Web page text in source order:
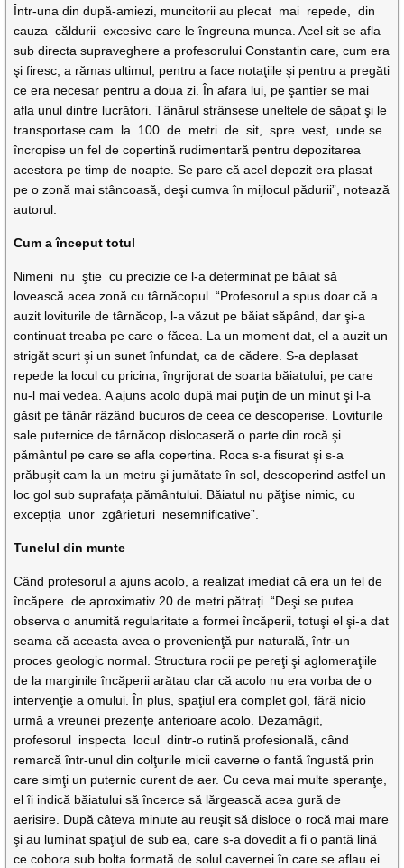
Într-una din după-amiezi, muncitorii au plecat mai repede, din
cauza căldurii excesive care le îngreuna munca. Acel sit se afla
sub directa supraveghere a profesorului Constantin care, cum era
şi firesc, a rămas ultimul, pentru a face notaţiile şi pentru a pregăti
ce era necesar pentru a doua zi. În afara lui, pe şantier se mai
afla unul dintre lucrători. Tânărul strânsese uneltele de săpat şi le
transportase cam la 100 de metri de sit, spre vest, unde se
încropise un fel de copertină rudimentară pentru depozitarea
acestora pe timp de noapte. Se pare că acel depozit era plasat
pe o zonă mai stâncoasă, deşi cumva în mijlocul pădurii”, notează
autorul.
Cum a început totul
Nimeni nu ştie cu precizie ce l-a determinat pe băiat să
lovească acea zonă cu târnăcopul. “Profesorul a spus doar că a
auzit loviturile de târnăcop, l-a văzut pe băiat săpând, dar şi-a
continuat treaba pe care o făcea. La un moment dat, el a auzit un
strigăt scurt şi un sunet înfundat, ca de cădere. S-a deplasat
repede la locul cu pricina, îngrijorat de soarta băiatului, pe care
nu-l mai vedea. A ajuns acolo după mai puţin de un minut şi l-a
găsit pe tânăr râzând bucuros de ceea ce descoperise. Loviturile
sale puternice de târnăcop dislocaseră o parte din rocă şi
pământul pe care se afla copertina. Roca s-a fisurat şi s-a
prăbuşit cam la un metru şi jumătate în sol, descoperind astfel un
loc gol sub suprafaţa pământului. Băiatul nu păţise nimic, cu
excepţia unor zgârieturi nesemnificative”.
Tunelul din munte
Când profesorul a ajuns acolo, a realizat imediat că era un fel de
încăpere de aproximativ 20 de metri pătrați. “Deşi se putea
observa o anumită regularitate a formei încăperii, totuşi el şi-a dat
seama că aceasta avea o provenienţă pur naturală, într-un
proces geologic normal. Structura rocii pe pereţi şi aglomeraţiile
de la marginile încăperii arătau clar că acolo nu era vorba de o
intervenţie a omului. În plus, spaţiul era complet gol, fără nicio
urmă a vreunei prezențe anterioare acolo. Dezamăgit,
profesorul inspecta locul dintr-o rutină profesională, când
remarcă într-unul din colţurile micii caverne o fantă îngustă prin
care simţi un puternic curent de aer. Cu ceva mai multe speranţe,
el îi indică băiatului să încerce să lărgească acea gură de
aerisire. După câteva minute au reuşit să disloce o rocă mai mare
şi au luminat spaţiul de sub ea, care s-a dovedit a fi o pantă lină
ce cobora sub bolta formată de solul cavernei în care se aflau ei.